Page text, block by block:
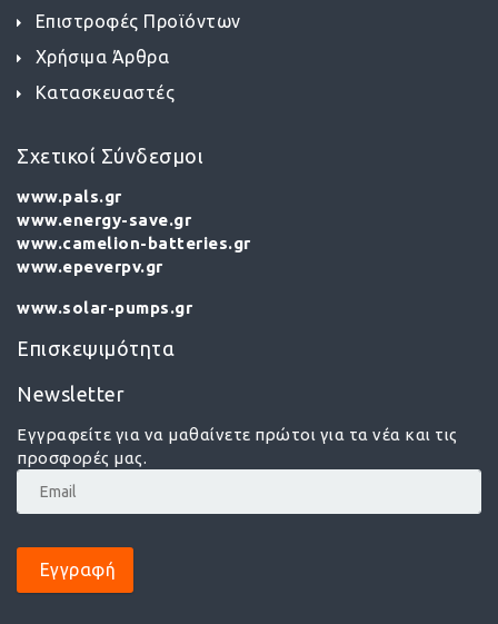
Επιστροφές Προϊόντων
Χρήσιμα Άρθρα
Κατασκευαστές
Σχετικοί Σύνδεσμοι
www.pals.gr
www.energy-save.gr
www.camelion-batteries.gr
www.epeverpv.gr
www.solar-pumps.gr
Επισκεψιμότητα
Newsletter
Εγγραφείτε για να μαθαίνετε πρώτοι για τα νέα και τις
προσφορές μας.
Εγγραφή